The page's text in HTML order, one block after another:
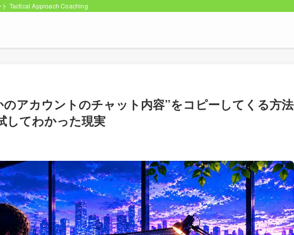
ト Tactical Approach Coaching
アカウントのチャット内容”をコピーしてくる方法
してわかった現実